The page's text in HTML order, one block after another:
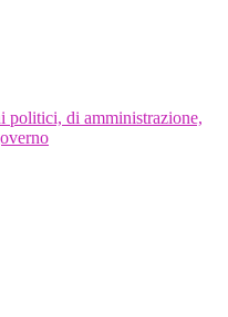
politici, di amministrazione,